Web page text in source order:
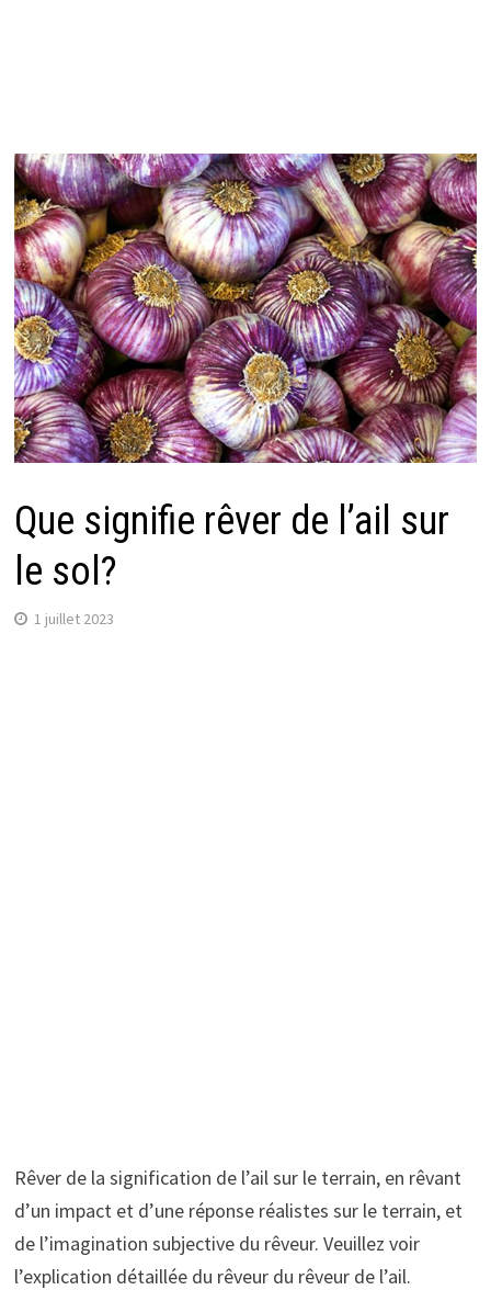
Que signifie rêver de l’ail sur
le sol?
1 juillet 2023
Rêver de la signification de l’ail sur le terrain, en rêvant
d’un impact et d’une réponse réalistes sur le terrain, et
de l’imagination subjective du rêveur. Veuillez voir
l’explication détaillée du rêveur du rêveur de l’ail.